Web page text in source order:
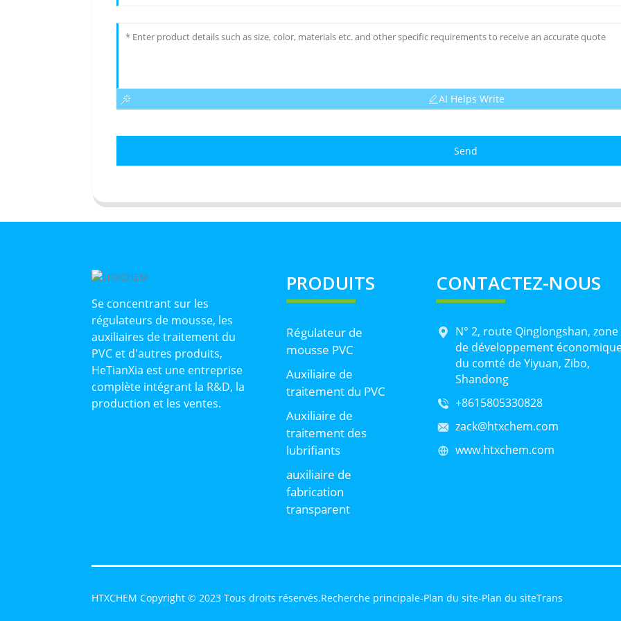
AI Helps Write
Send
Se concentrant sur les
régulateurs de mousse, les
auxiliaires de traitement du
PVC et d'autres produits,
HeTianXia est une entreprise
complète intégrant la R&D, la
production et les ventes.
PRODUITS
Régulateur de
mousse PVC
Auxiliaire de
traitement du PVC
Auxiliaire de
traitement des
lubrifiants
auxiliaire de
fabrication
transparent
CONTACTEZ-NOUS
N° 2, route Qinglongshan, zone
de développement
du comté de Yiyuan, Zibo,
Shandong
+8615805330828
zack@htxchem.com
www.htxchem.com
HTXCHEM Copyright © 2023 Tous droits réservés.Recherche principale-Plan du site-Plan du siteTrans